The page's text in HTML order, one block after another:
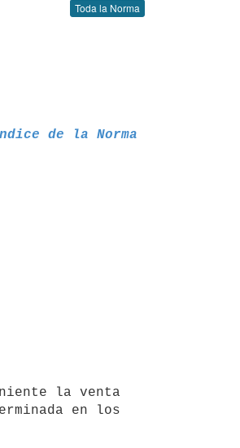
Toda la Norma
de la Norma
la venta
en los